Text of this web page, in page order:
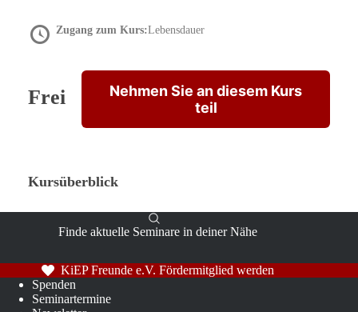
Zugang zum Kurs:Lebensdauer
Frei
Nehmen Sie an diesem Kurs
teil
Kursüberblick
Finde aktuelle Seminare in deiner Nähe
KiEP Freunde e.V. Fördermitglied werden
Spenden
Seminartermine